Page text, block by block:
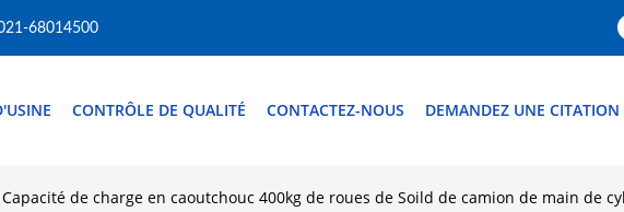
68014500
CONTRÔLE DE QUALITÉ CONTACTEZ-NOUS DEMANDEZ UNE CITATION
Capacité de charge en caoutchouc 400kg de roues de Soild de camion de main de